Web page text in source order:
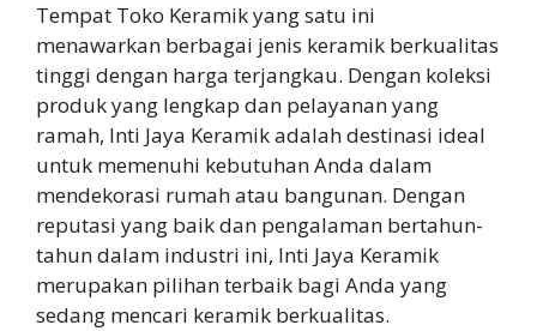
Tempat Toko Keramik yang satu ini
menawarkan berbagai jenis keramik berkualitas
tinggi dengan harga terjangkau. Dengan koleksi
produk yang lengkap dan pelayanan yang
ramah, Inti Jaya Keramik adalah destinasi ideal
untuk memenuhi kebutuhan Anda dalam
mendekorasi rumah atau bangunan. Dengan
reputasi yang baik dan pengalaman bertahun-
tahun dalam industri ini, Inti Jaya Keramik
merupakan pilihan terbaik bagi Anda yang
sedang mencari keramik berkualitas.